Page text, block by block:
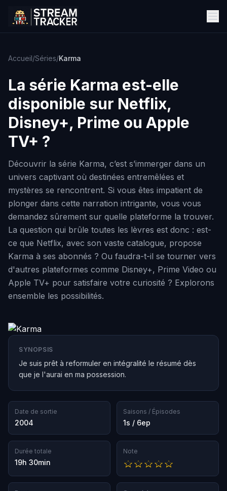
Accueil/Séries/Karma
La série Karma est-elle
disponible sur Netflix,
Disney+, Prime ou Apple
TV+ ?
Découvrir la série Karma, c’est s’immerger dans un
univers captivant où destinées entremêlées et
mystères se rencontrent. Si vous êtes impatient de
plonger dans cette narration intrigante, vous vous
demandez sûrement sur quelle plateforme la trouver.
La question qui brûle toutes les lèvres est donc : est-
ce que Netflix, avec son vaste catalogue, propose
Karma à ses abonnés ? Ou faudra-t-il se tourner vers
d'autres plateformes comme Disney+, Prime Video ou
Apple TV+ pour satisfaire votre curiosité ? Explorons
ensemble les possibilités.
SYNOPSIS
Je suis prêt à reformuler en intégralité le résumé dès
que je l'aurai en ma possession.
Date de sortie
2004
Saisons / Épisodes
1s / 6ep
Durée totale
19h 30min
Note